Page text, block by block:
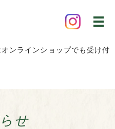
ンラインショップでも受け付
せ